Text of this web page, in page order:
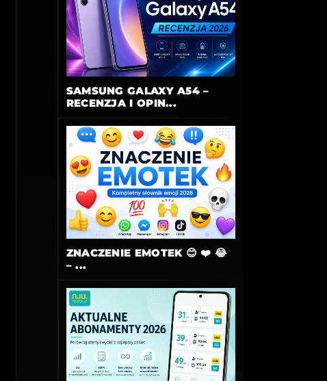
SAMSUNG GALAXY A54 –
RECENZJA I OPIN...
ZNACZENIE EMOTEK 😊 ❤️ 😂
– ...